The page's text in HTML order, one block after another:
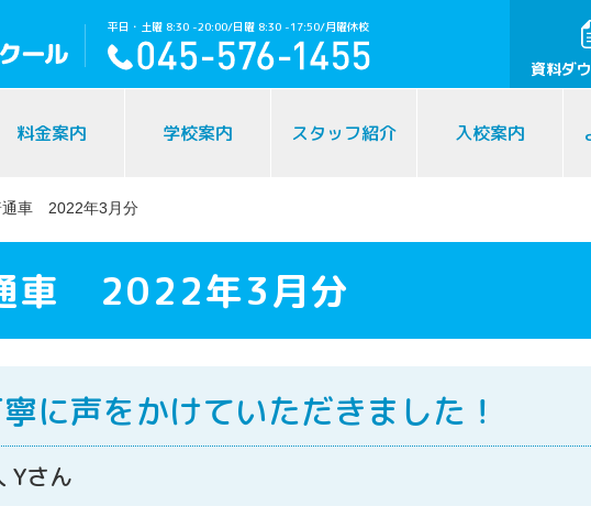
平日・土曜 8:30 -20:00/日曜 8:30 -17:50/月曜休校
資料ダ
料金案内 学校案内 スタッフ紹介 入校案内
車 2022年3月分
車 2022年3月分
に声をかけていただきました！
Yさん